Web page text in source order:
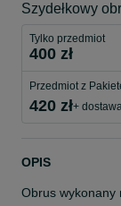
Szydełkowy
Tylko przedmiot
400 zł
Przedmiot z
420 zł+
OPIS
Obrus wykonany